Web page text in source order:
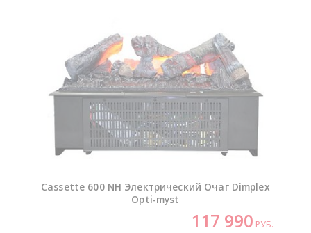
Cassette 600 NH Электрический Очаг Dimplex
Opti-myst
117 990 РУБ.